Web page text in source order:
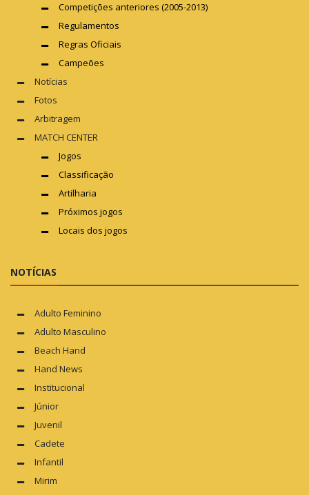
Competições anteriores (2005-2013)
Regulamentos
Regras Oficiais
Campeões
Notícias
Fotos
Arbitragem
MATCH CENTER
Jogos
Classificação
Artilharia
Próximos jogos
Locais dos jogos
NOTÍCIAS
Adulto Feminino
Adulto Masculino
Beach Hand
Hand News
Institucional
Júnior
Juvenil
Cadete
Infantil
Mirim